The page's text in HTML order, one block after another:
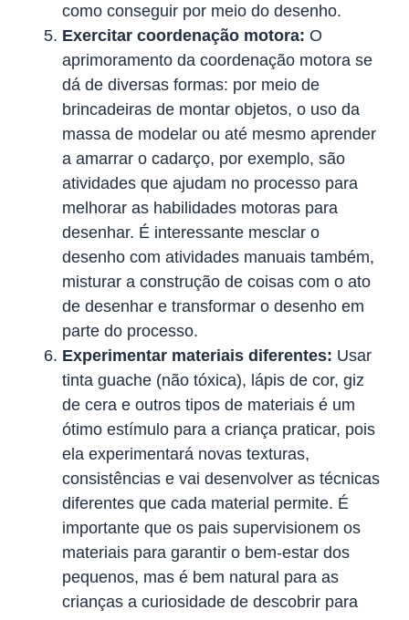
como conseguir por meio do desenho.
Exercitar coordenação motora: O
aprimoramento da coordenação motora se
dá de diversas formas: por meio de
brincadeiras de montar objetos, o uso da
massa de modelar ou até mesmo aprender
a amarrar o cadarço, por exemplo, são
atividades que ajudam no processo para
melhorar as habilidades motoras para
desenhar. É interessante mesclar o
desenho com atividades manuais também,
misturar a construção de coisas com o ato
de desenhar e transformar o desenho em
parte do processo.
Experimentar materiais diferentes: Usar
tinta guache (não tóxica), lápis de cor, giz
de cera e outros tipos de materiais é um
ótimo estímulo para a criança praticar, pois
ela experimentará novas texturas,
consistências e vai desenvolver as técnicas
diferentes que cada material permite. É
importante que os pais supervisionem os
materiais para garantir o bem-estar dos
pequenos, mas é bem natural para as
crianças a curiosidade de descobrir para